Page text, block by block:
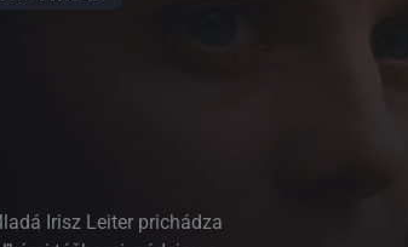
Irisz Leiter prichádza